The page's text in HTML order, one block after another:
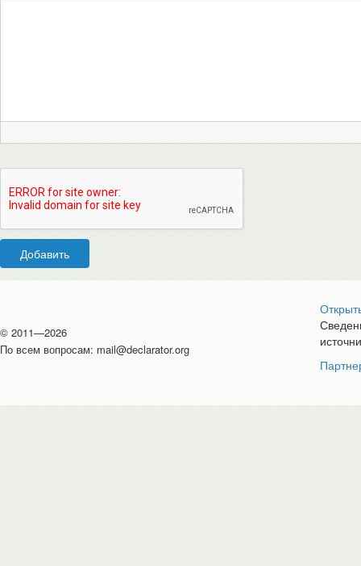
Добавить
© 2011—2026
По всем вопросам: mail@declarator.org